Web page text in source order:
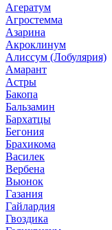
Агератум
Агростемма
Азарина
Акроклинум
Алиссум (Лобулярия)
Амарант
Астры
Бакопа
Бальзамин
Бархатцы
Бегония
Брахикома
Василек
Вербена
Вьюнок
Газания
Гайлардия
Гвоздика